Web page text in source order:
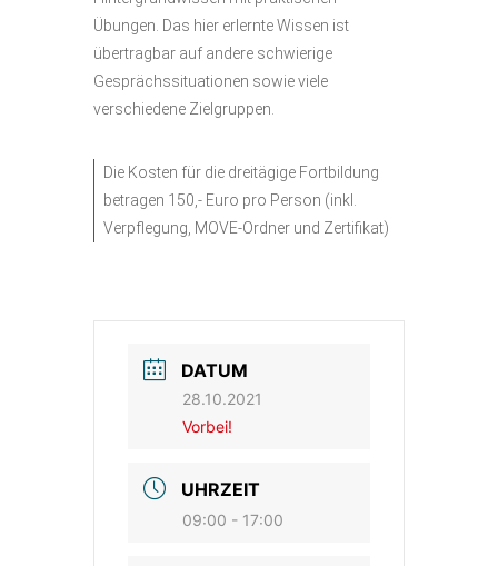
Übungen. Das hier erlernte Wissen ist
übertragbar auf andere schwierige
Gesprächssituationen sowie viele
verschiedene Zielgruppen.
Die Kosten für die dreitägige Fortbildung
betragen 150,- Euro pro Person (inkl.
Verpflegung, MOVE-Ordner und Zertifikat)
DATUM
28.10.2021
Vorbei!
UHRZEIT
09:00 - 17:00